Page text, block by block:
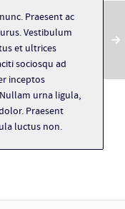
Praesent ac
Vestibulum
et ultrices
sociosqu ad
inceptos
urna ligula,
Praesent
luctus non.